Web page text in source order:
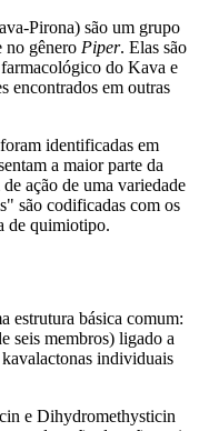
Pirona) são um grupo
no gênero Piper. Elas são
do Kava e
encontrados em outras
foram identificadas em
a maior parte da
ação de uma variedade
são codificadas com os
de quimiotipo.
estrutura básica comum:
seis membros) ligado a
individuais
e Dihydromethysticin